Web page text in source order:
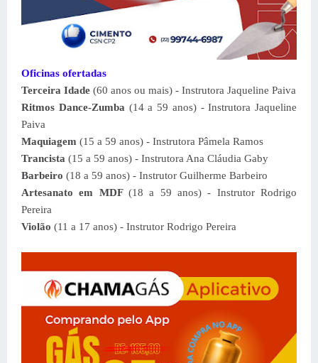
Oficinas ofertadas
Terceira Idade (60 anos ou mais) - Instrutora Jaqueline Paiva
Ritmos Dance-Zumba (14 a 59 anos) - Instrutora Jaqueline
Paiva
Maquiagem (15 a 59 anos) - Instrutora Pâmela Ramos
Trancista (15 a 59 anos) - Instrutora Ana Cláudia Gaby
Barbeiro (18 a 59 anos) - Instrutor Guilherme Barbeiro
Artesanato em MDF (18 a 59 anos) - Instrutor Rodrigo
Pereira
Violão (11 a 17 anos) - Instrutor Rodrigo Pereira